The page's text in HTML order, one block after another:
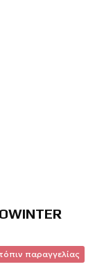
παραγγελίας